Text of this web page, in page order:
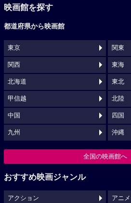
映画館を探す
都道府県から映画館
東京 関東
関西 東海
北海道 東北
甲信越 北陸
中国 四国
九州 沖縄
全国の映画館へ
おすすめ映画ジャンル
アクション アニ